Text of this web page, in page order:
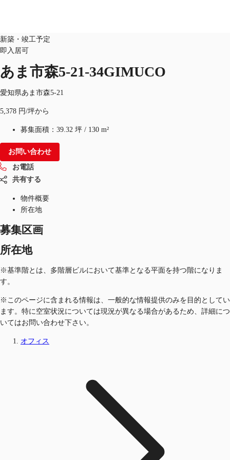
オフィス・事務所
倉庫・物流センター
地図検索
記事
仲介会社様はこちらへ
お気に入り
JP
お電話 お問合せ
新築・竣工予定
即入居可
あま市森5-21-34GIMUCO
愛知県あま市森5-21
5,378 円/坪から
募集面積： 39.32 坪 / 130 m²
お問い合わせ
お電話
共有する
物件概要
所在地
募集区画
所在地
※基準階とは、多階層ビルにおいて基準となる平面を持つ階になりま
す。
※このページに含まれる情報は、一般的な情報提供のみを目的としてい
ます。特に空室状況については現況が異なる場合があるため、詳細につ
いてはお問い合わせ下さい。
オフィス